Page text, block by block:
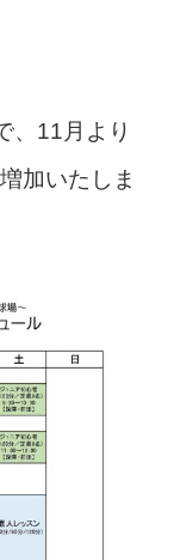
、11月より
加いたしま